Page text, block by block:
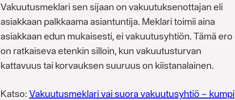
Vakuutusmeklari sen sijaan on vakuutuksenottajan eli
asiakkaan palkkaama asiantuntija. Meklari toimii aina
asiakkaan edun mukaisesti, ei vakuutusyhtiön. Tämä ero
on ratkaiseva etenkin silloin, kun vakuutusturvan
kattavuus tai korvauksen suuruus on kiistanalainen.
Katso: Vakuutusmeklari vai suora vakuutusyhtiö – kumpi